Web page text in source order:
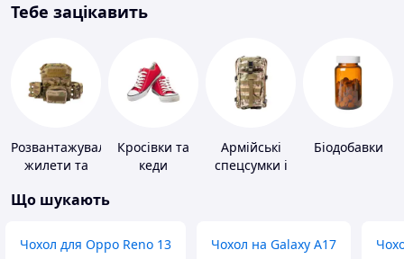
Тебе зацікавить
Розвантажувальні
жилети та
без плит
Кросівки та
кеди
Армійські
спецсумки і
Біодобавки
Що шукають
Чохол для Oppo Reno 13 Чохол на Galaxy A17